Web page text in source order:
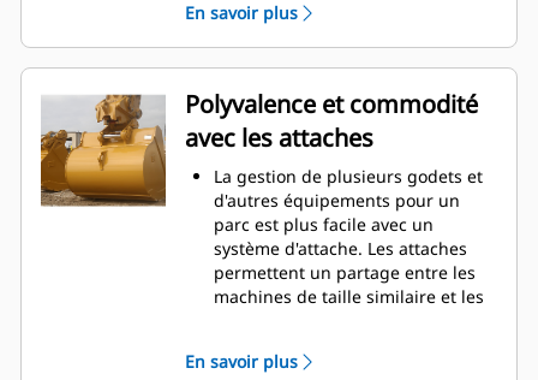
Chargez plus de matière plus
rapidement. La forme et les barres
latérales du godet permettent une
rétention optimale des matériaux
dans le godet à chaque charge.
sont résistants à l'abrasion, en
particulier dans les zones d'usure
excessive.
Avec les outils d'attaque du sol Cat
(GET), protégez les zones d'usure
excessive les plus importantes de
votre godet lorsqu'il entre en
contact avec les matériaux.
Avec les outils d'attaque du sol
Cat ® Advansys™(GET), augmentez
la productivité pour les
applications exigeantes, facilitez la
pénétration dans les tas et
Fixez et retirez les pointes en un
En savoir plus
Polyvalence et commodité
avec les attaches
La gestion de plusieurs godets et
d'autres équipements pour un
parc est plus facile avec un
système d'attache. Les attaches
permettent un partage entre les
machines de taille similaire et les
sans quitter la sécurité de la
En savoir plus